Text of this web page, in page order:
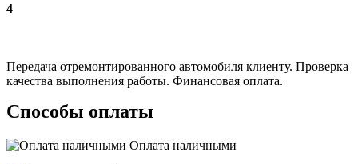
4
Передача отремонтированного автомобиля клиенту. Проверка
качества выполнения работы. Финансовая оплата.
Способы оплаты
Оплата наличными